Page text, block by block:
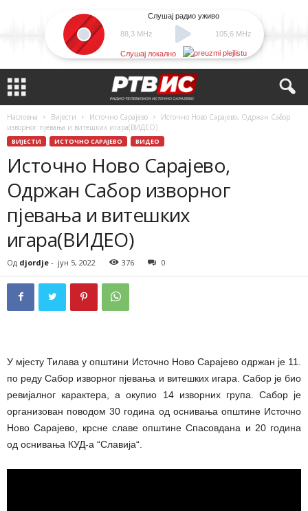
88,3 MHz
Слушај радио уживо
105,6 MHz
Слушај локално
Насловна Вијести Источно Сарајево
Источно Ново Сарајево, Одржан Сабор
изворног пјевања и витешких игара(ВИДЕО)
ВИЈЕСТИ ИСТОЧНО САРАЈЕВО ВИДЕО
Источно Ново Сарајево,
Одржан Сабор изворног
пјевања и витешких
игара(ВИДЕО)
Од djordje - јун 5, 2022 376 0
У мјесту Тилава у општини Источно Ново Сарајево одржан је 11.
по реду Сабор изворног пјевања и витешких игара. Сабор је био
ревијалног карактера, а окупио 14 изворних група. Сабор је
организован поводом 30 година од оснивања општине Источно
Ново Сараjево, крсне славе општине Спасовдана и 20 година
од оснивања КУД-а “Славија“.